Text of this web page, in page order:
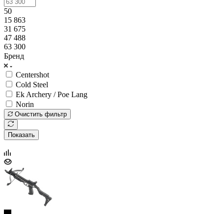
50
15 863
31 675
47 488
63 300
Бренд
Centershot
Cold Steel
Ek Archery / Poe Lang
Norin
Очистить фильтр
Показать